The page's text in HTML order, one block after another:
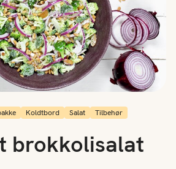
Koldtbord Salat Tilbehør
brokkolisalat